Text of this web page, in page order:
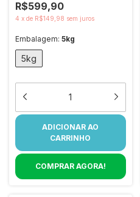
R$599,90
4 x de R$149,98 sem juros
Embalagem: 5kg
5kg